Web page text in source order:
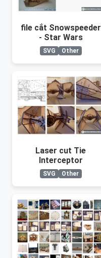
file cắt Snowspeeder
- Star Wars
SVG Other
Laser cut Tie
Interceptor
SVG Other